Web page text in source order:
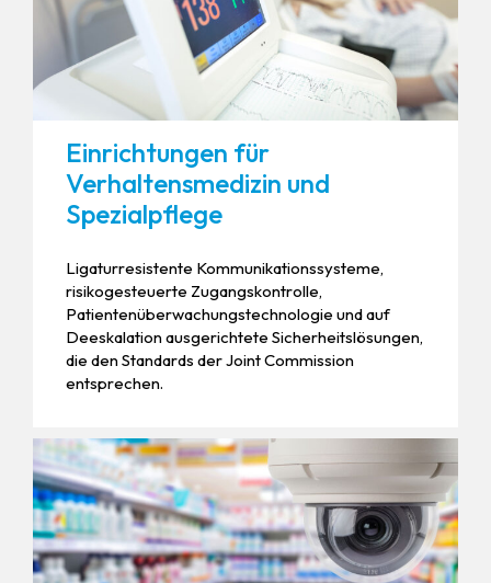
Einrichtungen für
Verhaltensmedizin und
Spezialpflege
Ligaturresistente Kommunikationssysteme,
risikogesteuerte Zugangskontrolle,
Patientenüberwachungstechnologie und auf
Deeskalation ausgerichtete Sicherheitslösungen,
die den Standards der Joint Commission
entsprechen.